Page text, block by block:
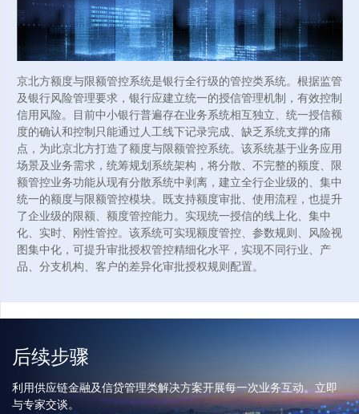
京北方额度与限额管控系统是银行全行级的管控类系统。根据监管
及银行风险管理要求，银行应建立统一的授信管理机制，有效控制
信用风险。目前中小银行普遍存在业务系统相互独立、统一授信额
度的确认和控制只能通过人工线下记录完成、缺乏系统支撑的痛
点，为此京北方打造了额度与限额管控系统。该系统基于业务应用
场景及业务需求，统筹规划系统架构，将分散、不完整的额度、限
额管控业务功能从现有分散系统中剥离，建立全行企业级的、集中
统一的额度与限额管控模块。既支持额度审批、使用流程，也提升
了企业级的限额、额度管控能力。实现统一授信的线上化、集中
化、实时、刚性管控。该系统可实现额度管控、参数规则、风险视
图集中化，可提升审批授权管控精细化水平，实现不同行业、产
品、分支机构、客户的差异化审批授权规则配置。
后续步骤
利用供应链金融及信贷管理类解决方案开展每一次业务互动。立即
与专家交谈。